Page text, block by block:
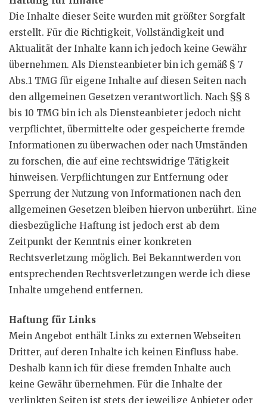
Die Inhalte dieser Seite wurden mit größter Sorgfalt
erstellt. Für die Richtigkeit, Vollständigkeit und
Aktualität der Inhalte kann ich jedoch keine Gewähr
übernehmen. Als Diensteanbieter bin ich gemäß § 7
Abs.1 TMG für eigene Inhalte auf diesen Seiten nach
den allgemeinen Gesetzen verantwortlich. Nach §§ 8
bis 10 TMG bin ich als Diensteanbieter jedoch nicht
verpflichtet, übermittelte oder gespeicherte fremde
Informationen zu überwachen oder nach Umständen
zu forschen, die auf eine rechtswidrige Tätigkeit
hinweisen. Verpflichtungen zur Entfernung oder
Sperrung der Nutzung von Informationen nach den
allgemeinen Gesetzen bleiben hiervon unberührt. Eine
diesbezügliche Haftung ist jedoch erst ab dem
Zeitpunkt der Kenntnis einer konkreten
Rechtsverletzung möglich. Bei Bekanntwerden von
entsprechenden Rechtsverletzungen werde ich diese
Inhalte umgehend entfernen.
Haftung für Links
Mein Angebot enthält Links zu externen Webseiten
Dritter, auf deren Inhalte ich keinen Einfluss habe.
Deshalb kann ich für diese fremden Inhalte auch
keine Gewähr übernehmen. Für die Inhalte der
verlinkten Seiten ist stets der jeweilige Anbieter oder